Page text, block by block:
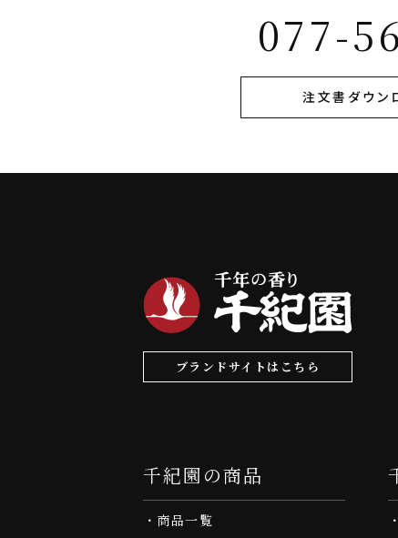
077-
注文書ダウン
ブランドサイトはこちら
千紀園の商品
商品一覧